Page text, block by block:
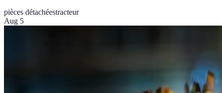
pièces détachéestracteur
Aug 5